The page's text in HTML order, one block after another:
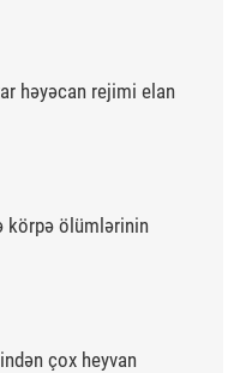
həyəcan rejimi elan
körpə ölümlərinin
çox heyvan